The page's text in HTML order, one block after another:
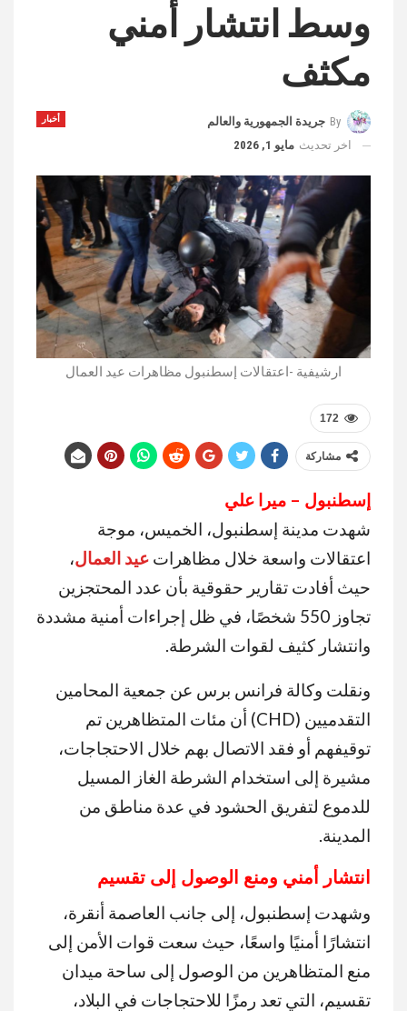
وسط انتشار أمني
مكثف
أخبار By جريدة الجمهورية والعالم
اخر تحديث مايو 1, 2026
ارشيفية -اعتقالات إسطنبول مظاهرات عيد العمال
172
مشاركة
إسطنبول – ميرا علي
شهدت مدينة إسطنبول، الخميس، موجة
اعتقالات واسعة خلال مظاهرات عيد العمال،
حيث أفادت تقارير حقوقية بأن عدد المحتجزين
تجاوز 550 شخصًا، في ظل إجراءات أمنية مشددة
وانتشار كثيف لقوات الشرطة.
ونقلت وكالة فرانس برس عن جمعية المحامين
التقدميين (CHD) أن مئات المتظاهرين تم
توقيفهم أو فقد الاتصال بهم خلال الاحتجاجات،
مشيرة إلى استخدام الشرطة الغاز المسيل
للدموع لتفريق الحشود في عدة مناطق من
المدينة.
انتشار أمني ومنع الوصول إلى تقسيم
وشهدت إسطنبول، إلى جانب العاصمة أنقرة،
انتشارًا أمنيًا واسعًا، حيث سعت قوات الأمن إلى
منع المتظاهرين من الوصول إلى ساحة ميدان
تقسيم، التي تعد رمزًا للاحتجاجات في البلاد،